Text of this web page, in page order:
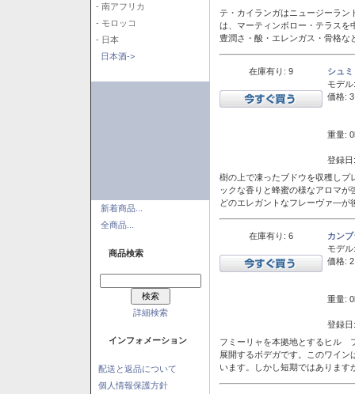
- 南アフリカ
- モロッコ
- 日本
日本酒->
新着商品...
全商品...
商品検索
詳細検索
インフォメーション
配送と返品について
個人情報保護方針
テ・カイランガはニュージーラン
は、マーティンボロー・テラスを
豊潤さ・酸・エレンガス・骨格
在庫有り: 9
シュ
モデル:
価格:
重量:
登録
樹の上で凍ったブドウを収穫しプ
ックな香りと蜂蜜の様なアロマ
どのエレガントなフレーヴァ―が
在庫有り: 6
カン
モデル:
価格:
重量:
登録
フミーリャを本拠地とするヒル
展開するボデガです。このワイ
います。しかし短期ではありま